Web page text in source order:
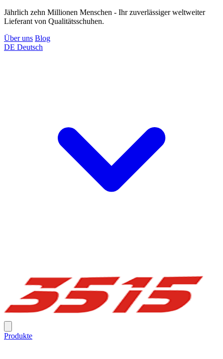
Jährlich zehn Millionen Menschen - Ihr zuverlässiger weltweiter
Lieferant von Qualitätsschuhen.
Über uns Blog
DE Deutsch
Produkte